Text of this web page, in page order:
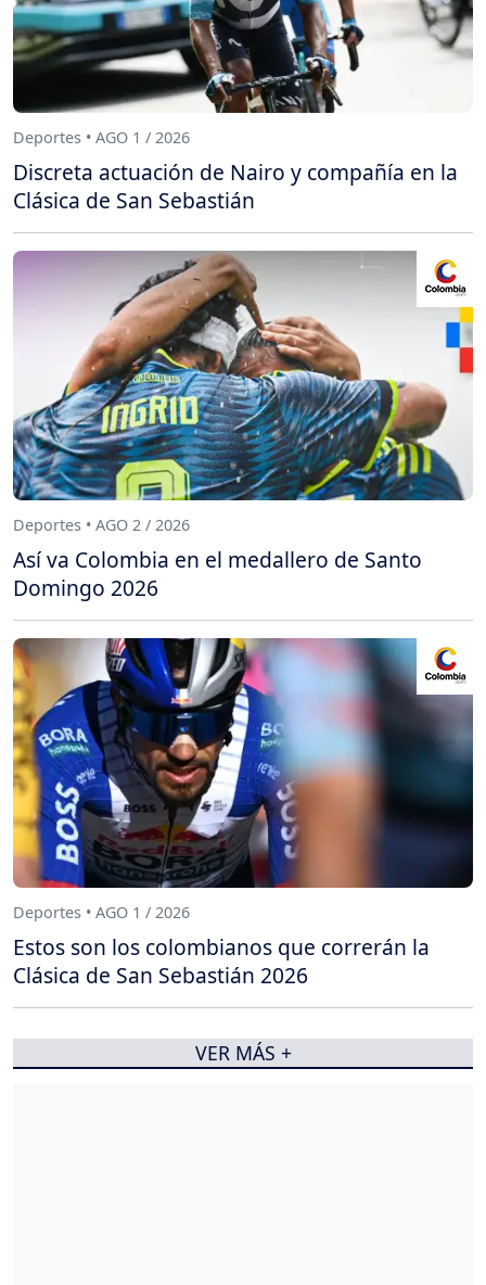
Deportes • AGO 1 / 2026
Discreta actuación de Nairo y compañía en la
Clásica de San Sebastián
Deportes • AGO 2 / 2026
Así va Colombia en el medallero de Santo
Domingo 2026
Deportes • AGO 1 / 2026
Estos son los colombianos que correrán la
Clásica de San Sebastián 2026
VER MÁS +